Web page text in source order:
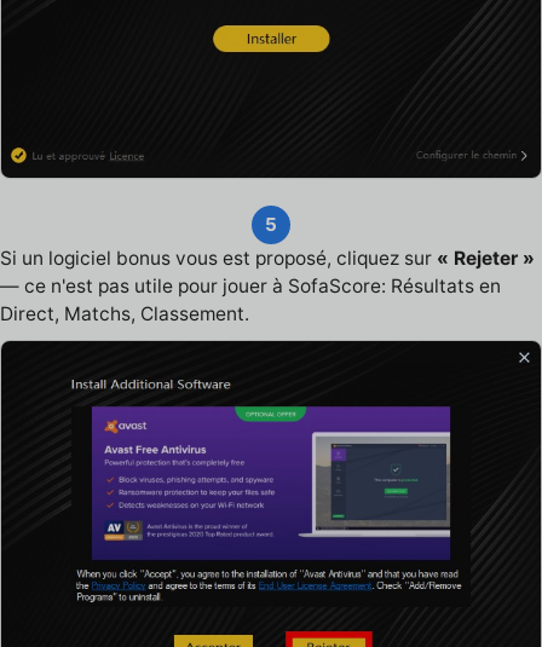
5
Si un logiciel bonus vous est proposé, cliquez sur « Rejeter »
— ce n'est pas utile pour jouer à SofaScore: Résultats en
Direct, Matchs, Classement.